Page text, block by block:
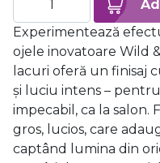
Experimentează
ojele inovatoare Wild
lacuri oferă un finisaj
și luciu intens –
impecabil, ca la salon.
gros, lucios, care
captând lumina din